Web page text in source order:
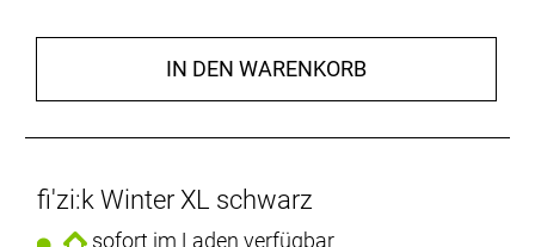
IN DEN WARENKORB
fi'zi:k Winter XL schwarz
sofort im Laden verfügbar